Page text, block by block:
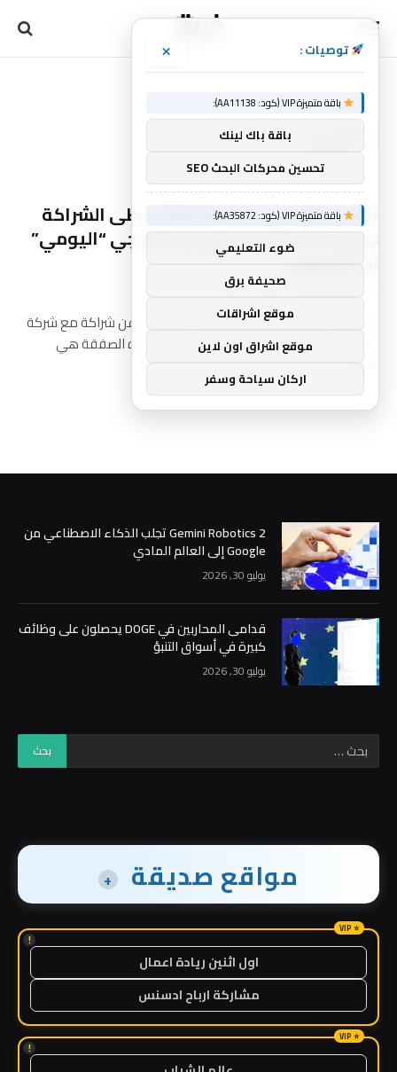
العرض الفرعي لـ Alphabet X تخطى الشراكة
مع Arc’teryx لجلب الهيكل الخارجي “اليومي”
إلى السوق
بواسطة يوليو 27, 2024
تخطي الخروج من التخفي هذا الأسبوع للإعلان عن شراكة مع شركة
Arc’teryx المتخصصة في الملابس الخارجية. هذه الصفقة هي
الأولى…
Gemini Robotics 2 تجلب الذكاء الاصطناعي من
Google إلى العالم المادي
يوليو 30, 2026
قدامى المحاربين في DOGE يحصلون على وظائف
كبيرة في أسواق التنبؤ
يوليو 30, 2026
مواقع صديقة +
!
اول اثنين ريادة اعمال
مشاركة ارباح ادسنس
!
توصيات : ×
باقة متميزة VIP (كود: AA11138):
باقة باك لينك
تحسين محركات البحث SEO
باقة متميزة VIP (كود: AA35872):
ضوء التعليمي
صحيفة برق
موقع اشراقات
موقع اشراق اون لاين
اركان سياحة وسفر